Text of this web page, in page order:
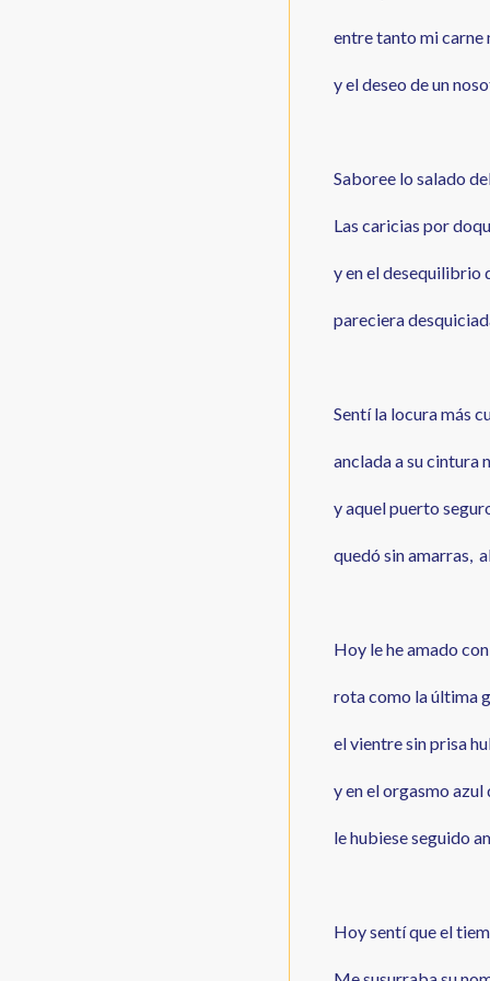
entre tanto mi carne
y el deseo de un
Saboree lo salado
Las caricias por
y en el desequilibrio
pareciera
Sentí la locura más
anclada a su cintura
y aquel puerto
quedó sin amarras,
Hoy le he amado
rota como la última
el vientre sin prisa
y en el orgasmo
le hubiese seguido
Hoy sentí que el